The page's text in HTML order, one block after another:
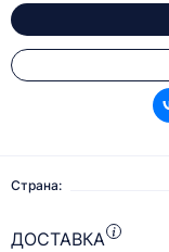
Страна:
ДОСТАВКА